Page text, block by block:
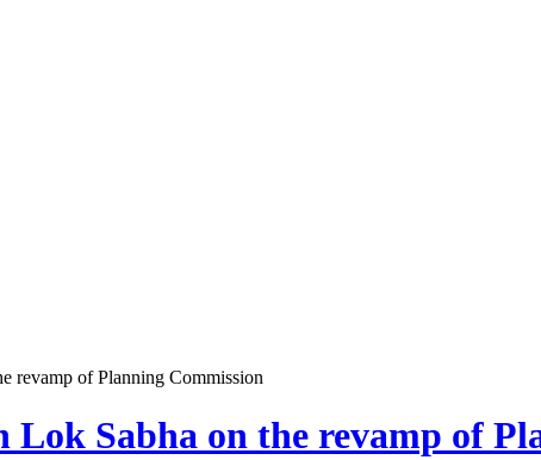
revamp of Planning Commission
Sabha on the revamp of